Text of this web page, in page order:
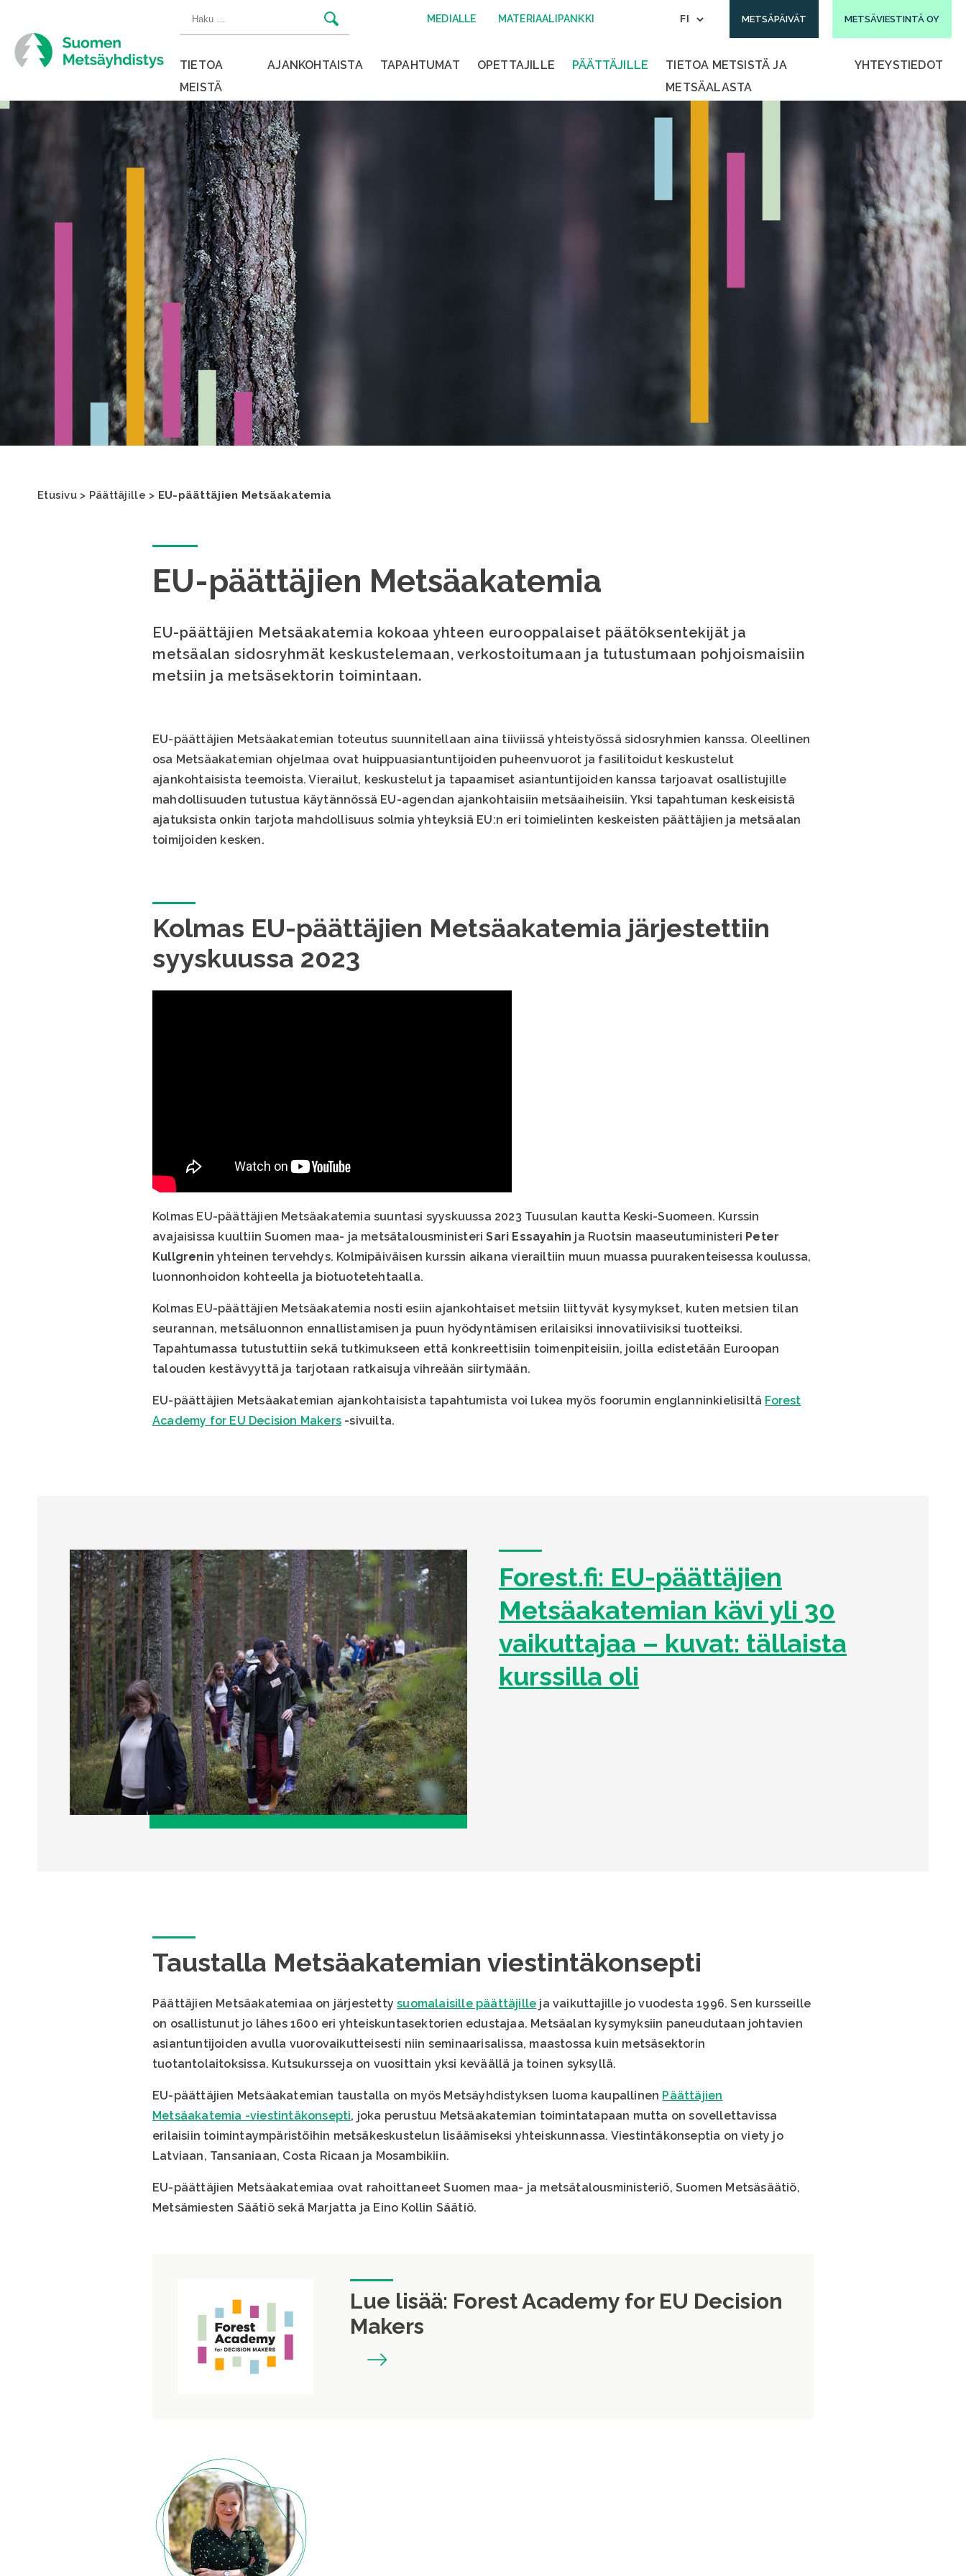
sisältöön
Haku: MEDIALLE MATERIAALIPANKKI METSÄPÄIVÄT METSÄVIESTINTÄ OY
TIETOA
MEISTÄ
AJANKOHTAISTA TAPAHTUMAT OPETTAJILLE PÄÄTTÄJILLE
TIETOA METSISTÄ JA
METSÄALASTA
YHTEYSTIEDOT
Sulje
valikko
Etusivu> Päättäjille > EU-päättäjien Metsäakatemia
EU-päättäjien Metsäakatemia
EU-päättäjien Metsäakatemia kokoaa yhteen eurooppalaiset päätöksentekijät ja
metsäalan sidosryhmät keskustelemaan, verkostoitumaan ja tutustumaan pohjoismaisiin
metsiin ja metsäsektorin toimintaan.
EU-päättäjien Metsäakatemian toteutus suunnitellaan aina tiiviissä yhteistyössä sidosryhmien kanssa. Oleellinen
osa Metsäakatemian ohjelmaa ovat huippuasiantuntijoiden puheenvuorot ja fasilitoidut keskustelut
ajankohtaisista teemoista. Vierailut, keskustelut ja tapaamiset asiantuntijoiden kanssa tarjoavat osallistujille
mahdollisuuden tutustua käytännössä EU-agendan ajankohtaisiin metsäaiheisiin. Yksi tapahtuman keskeisistä
ajatuksista onkin tarjota mahdollisuus solmia yhteyksiä EU:n eri toimielinten keskeisten päättäjien ja metsäalan
toimijoiden kesken.
Kolmas EU-päättäjien Metsäakatemia järjestettiin
syyskuussa 2023
Kolmas EU-päättäjien Metsäakatemia suuntasi syyskuussa 2023 Tuusulan kautta Keski-Suomeen. Kurssin
avajaisissa kuultiin Suomen maa- ja metsätalousministeriSari Essayahin ja Ruotsin maaseutuministeri Peter
Kullgrenin yhteinen tervehdys. Kolmipäiväisen kurssin aikana vierailtiin muun muassa puurakenteisessa koulussa,
luonnonhoidon kohteella ja biotuotetehtaalla.
Kolmas EU-päättäjien Metsäakatemia nosti esiin ajankohtaiset metsiin liittyvät kysymykset, kuten metsien tilan
seurannan, metsäluonnon ennallistamisen ja puun hyödyntämisen erilaisiksi innovatiivisiksi tuotteiksi.
Tapahtumassa tutustuttiin sekä tutkimukseen että konkreettisiin toimenpiteisiin, joilla edistetään Euroopan
talouden kestävyyttä ja tarjotaan ratkaisuja vihreään siirtymään.
EU-päättäjien Metsäakatemian ajankohtaisista tapahtumista voi lukea myös foorumin englanninkielisiltä Forest
Academy for EU Decision Makers -sivuilta.
Forest.fi: EU-päättäjien
Metsäakatemian kävi yli 30
vaikuttajaa – kuvat: tällaista
kurssilla oli
Taustalla Metsäakatemian viestintäkonsepti
Päättäjien Metsäakatemiaa on järjestettysuomalaisille päättäjille ja vaikuttajille jo vuodesta 1996. Sen kursseille
on osallistunut jo lähes 1600 eri yhteiskuntasektorien edustajaa. Metsäalan kysymyksiin paneudutaan johtavien
asiantuntijoiden avulla vuorovaikutteisesti niin seminaarisalissa, maastossa kuin metsäsektorin
tuotantolaitoksissa. Kutsukursseja on vuosittain yksi keväällä ja toinen syksyllä.
EU-päättäjien Metsäakatemian taustalla on myös Metsäyhdistyksen luoma kaupallinen Päättäjien
Metsäakatemia -viestintäkonsepti, joka perustuu Metsäakatemian toimintatapaan mutta on sovellettavissa
erilaisiin toimintaympäristöihin metsäkeskustelun lisäämiseksi yhteiskunnassa. Viestintäkonseptia on viety jo
Latviaan, Tansaniaan, Costa Ricaan ja Mosambikiin.
EU-päättäjien Metsäakatemiaa ovat rahoittaneet Suomen maa- ja metsätalousministeriö, Suomen Metsäsäätiö,
Metsämiesten Säätiö sekä Marjatta ja Eino Kollin Säätiö.
Lue lisää: Forest Academy for EU Decision
Makers